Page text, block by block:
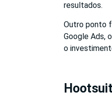
resultados.
Outro ponto
Google Ads,
o